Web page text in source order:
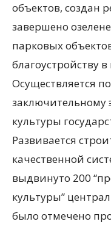
объектов, создан
завершено
парковых
благоустройству
Осуществляется
заключительному
культуры
Развивается
качественной
выдвинуто 200
культуры”
было отмечено